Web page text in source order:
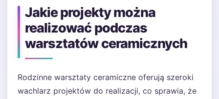
Jakie projekty można
realizować podczas
warsztatów ceramicznych
Rodzinne warsztaty ceramiczne oferują szeroki
wachlarz projektów do realizacji, co sprawia, że